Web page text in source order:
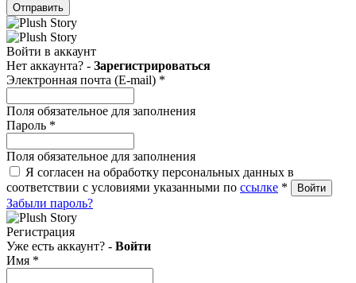
Отправить
Войти в аккаунт
Нет аккаунта? - Зарегистрироваться
Электронная почта (E-mail) *
Поля обязательное для заполнения
Пароль *
Поля обязательное для заполнения
Я согласен на обработку персональных данных в
соответствии с условиями указанными по ссылке *
Забыли пароль?
Регистрация
Уже есть аккаунт? - Войти
Имя *